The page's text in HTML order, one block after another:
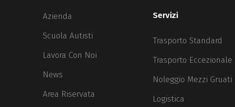
Azienda
Scuola Autisti
Lavora Con Noi
News
Area Riservata
Servizi
Trasporto Standard
Trasporto Eccezionale
Noleggio Mezzi Gruati
Logistica